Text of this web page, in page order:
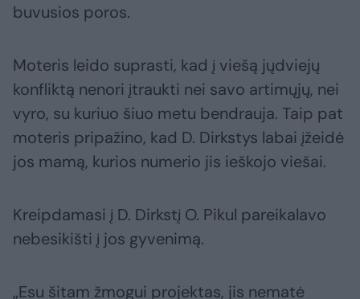
buvusios poros.
Moteris leido suprasti, kad į viešą jųdviejų
konfliktą nenori įtraukti nei savo artimųjų, nei
vyro, su kuriuo šiuo metu bendrauja. Taip pat
moteris pripažino, kad D. Dirkstys labai įžeidė
jos mamą, kurios numerio jis ieškojo viešai.
Kreipdamasi į D. Dirkstį O. Pikul pareikalavo
nebesikišti į jos gyvenimą.
„Esu šitam žmogui projektas, jis nematė